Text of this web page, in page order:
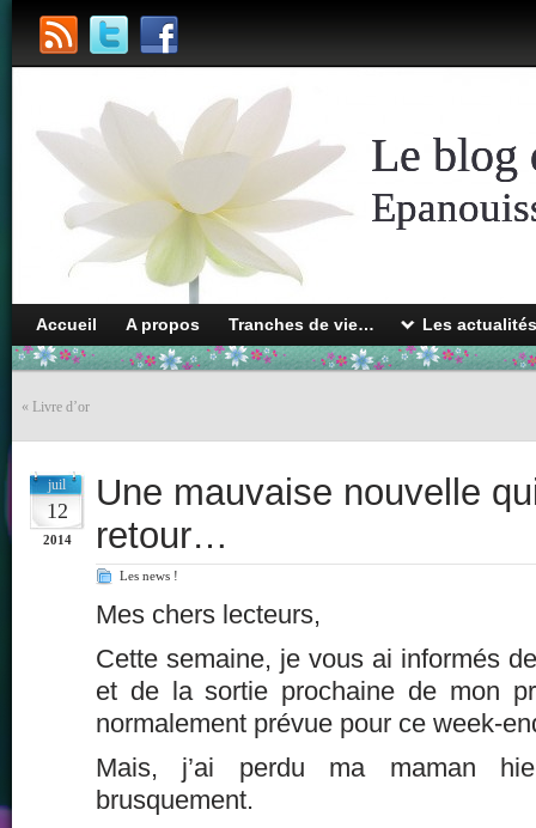
Le blog
Accueil A propos Tranches de vie… Les
« Livre d’or
juil
12
2014
Une mauvaise nouvelle
retour…
Les news !
Mes chers lecteurs,
Cette semaine, je vous ai informés
et de la sortie prochaine de mon
normalement prévue pour ce week-
Mais, j’ai perdu ma maman
brusquement.